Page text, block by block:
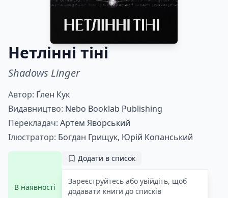
Нетлінні тіні
Shadows Linger
Автор: Ґлен Кук
Видавництво: Nebo Booklab Publishing
Перекладач: Артем Яворський
Ілюстратор: Богдан Грищук, Юрій Копанський
В наявності
Додати в список
Зареєструйтесь або увійдіть, щоб
додавати книги до списків